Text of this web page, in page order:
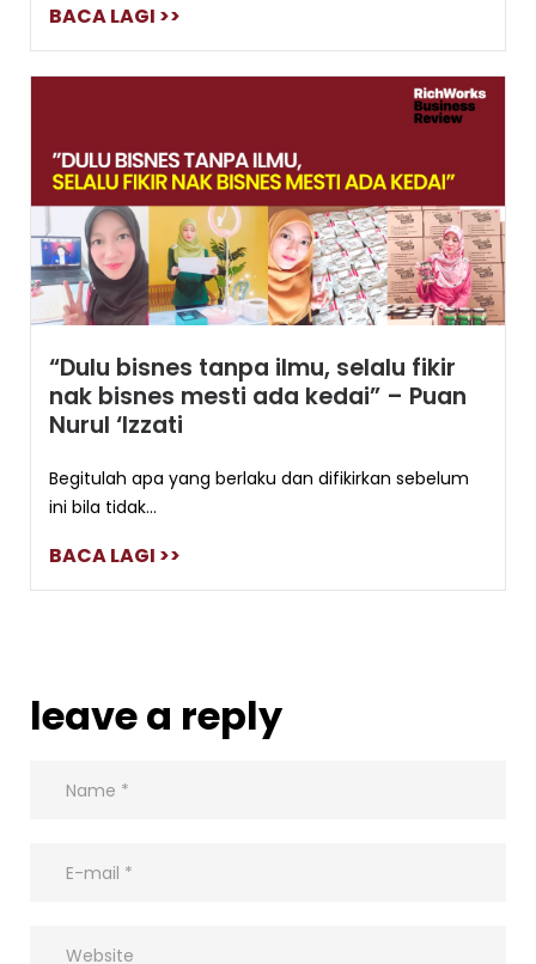
BACA LAGI >>
“Dulu bisnes tanpa ilmu, selalu fikir
nak bisnes mesti ada kedai” – Puan
Nurul ‘Izzati
Begitulah apa yang berlaku dan difikirkan sebelum
ini bila tidak...
BACA LAGI >>
leave a reply